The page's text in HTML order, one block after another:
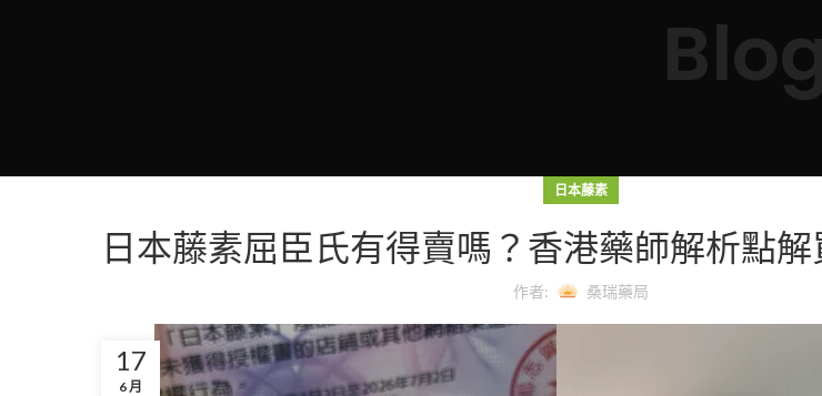
日本藤素
日本藤素屈臣氏有得賣嗎？香港藥師解析點
作者: 桑瑞藥局
17
6 月